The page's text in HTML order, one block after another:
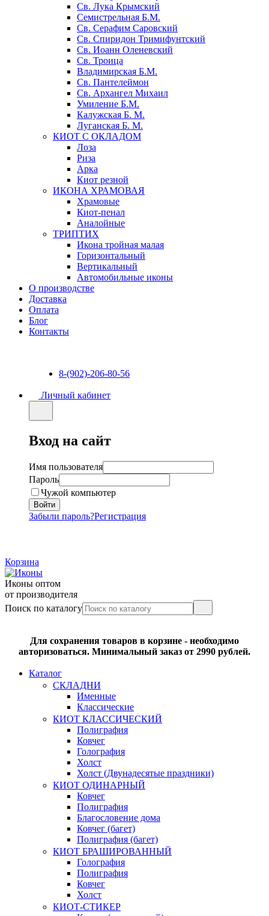
Св. Лука Крымский
Семистрельная Б.М.
Св. Серафим Саровский
Св. Спиридон Тримифунтский
Св. Иоанн Оленевский
Св. Троица
Владимирская Б.М.
Св. Пантелеймон
Св. Архангел Михаил
Умиление Б.М.
Калужская Б. М.
Луганская Б. М.
КИОТ С ОКЛАДОМ
Лоза
Риза
Арка
Киот резной
ИКОНА ХРАМОВАЯ
Храмовые
Киот-пенал
Аналойные
ТРИПТИХ
Икона тройная малая
Горизонтальный
Вертикальный
Автомобильные иконы
О производстве
Доставка
Оплата
Блог
Контакты
8-(902)-206-80-56
Личный кабинет
Вход на сайт
Имя пользователя
Пароль
Чужой компьютер
Забыли пароль?Регистрация
Корзина
Иконы оптом
от производителя
Поиск по каталогу
Для сохранения товаров в корзине - необходимо
авторизоваться. Минимальный заказ от 2990 рублей.
Каталог
СКЛАДНИ
Именные
Классические
КИОТ КЛАССИЧЕСКИЙ
Полиграфия
Ковчег
Голография
Холст
Холст (Двунадесятые праздники)
КИОТ ОДИНАРНЫЙ
Ковчег
Полиграфия
Благословение дома
Ковчег (багет)
Полиграфия (багет)
КИОТ БРАШИРОВАННЫЙ
Голография
Полиграфия
Ковчег
Холст
КИОТ-СТИКЕР